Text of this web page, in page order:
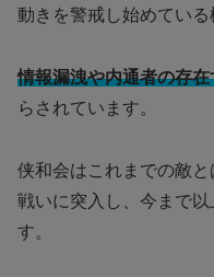
動きを警戒し始めている
情報漏洩や内通者の存
らされています。
侠和会はこれまでの敵と
戦いに突入し、今まで
す。